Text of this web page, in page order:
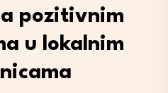
pozitivnim
u lokalnim